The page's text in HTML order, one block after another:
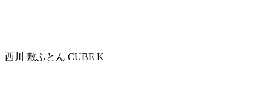
西川 敷ふとん CUBE K